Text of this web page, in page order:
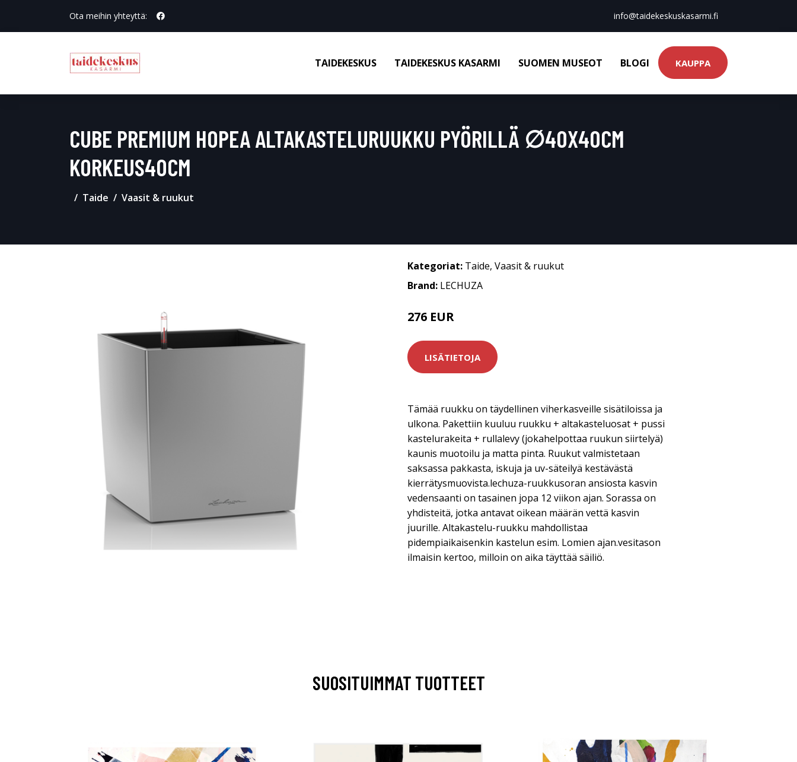
Ota meihin yhteyttä: info@taidekeskuskasarmi.fi
TAIDEKESKUS TAIDEKESKUS KASARMI SUOMEN MUSEOT BLOGI KAUPPA
CUBE PREMIUM HOPEA ALTAKASTELURUUKKU PYÖRILLÄ ∅40X40CM
KORKEUS40CM
Taide Vaasit & ruukut
Kategoriat: Taide, Vaasit & ruukut
Brand: LECHUZA
276 EUR
LISÄTIETOJA
Tämää ruukku on täydellinen viherkasveille sisätiloissa ja
ulkona. Pakettiin kuuluu ruukku + altakasteluosat + pussi
kastelurakeita + rullalevy (jokahelpottaa ruukun siirtelyä)
kaunis muotoilu ja matta pinta. Ruukut valmistetaan
saksassa pakkasta, iskuja ja uv-säteilyä kestävästä
kierrätysmuovista.lechuza-ruukkusoran ansiosta kasvin
vedensaanti on tasainen jopa 12 viikon ajan. Sorassa on
yhdisteitä, jotka antavat oikean määrän vettä kasvin
juurille. Altakastelu-ruukku mahdollistaa
pidempiaikaisenkin kastelun esim. Lomien ajan.vesitason
ilmaisin kertoo, milloin on aika täyttää säiliö.
SUOSITUIMMAT TUOTTEET